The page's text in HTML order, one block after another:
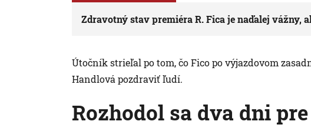
Zdravotný stav premiéra R. Fica je naďalej vážny,
Útočník strieľal po tom, čo Fico po výjazdovom
Handlová pozdraviť ľudí.
Rozhodol sa dva dni